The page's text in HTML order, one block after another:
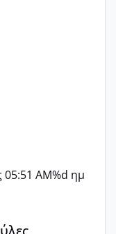
05:51 AM%d ημ
2025 💫 – Μαζί